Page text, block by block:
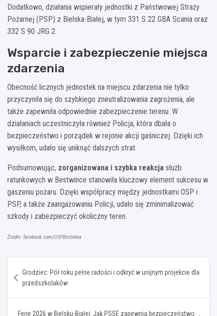
Dodatkowo, działania wspierały jednostki z Państwowej Straży
Pożarnej (PSP) z Bielska-Białej, w tym 331 S 22 GBA Scania oraz
332 S 90 JRG 2.
Wsparcie i zabezpieczenie miejsca
zdarzenia
Obecność licznych jednostek na miejscu zdarzenia nie tylko
przyczyniła się do szybkiego zneutralizowania zagrożenia, ale
także zapewniła odpowiednie zabezpieczenie terenu. W
działaniach uczestniczyła również Policja, która dbała o
bezpieczeństwo i porządek w rejonie akcji gaśniczej. Dzięki ich
wysiłkom, udało się uniknąć dalszych strat.
Podsumowując, zorganizowana i szybka reakcja służb
ratunkowych w Bestwince stanowiła kluczowy element sukcesu w
gaszeniu pożaru. Dzięki współpracy między jednostkami OSP i
PSP, a także zaangażowaniu Policji, udało się zminimalizować
szkody i zabezpieczyć okoliczny teren.
Źródło: facebook.com/OSPBestwina
wpisu
Grodziec: Pół roku pełne radości i odkryć w unijnym projekcie dla
przedszkolaków
Ferie 2026 w Bielsku-Białej: Jak PSSE zapewnia bezpieczeństwo